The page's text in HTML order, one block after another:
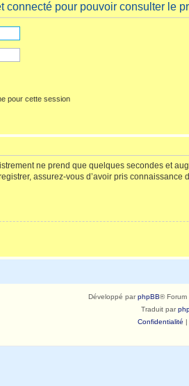
connecté pour pouvoir consulter le
pour cette session
ne prend que quelques secondes et
assurez-vous d’avoir pris
Développé parphpBB® Forum
Traduit par
Confidentialité |